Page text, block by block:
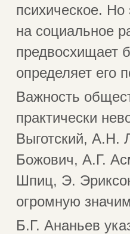
психическое.
на социальное
предвосхищает
определяет его
Важность
практически
Выготский, А.Н.
Божович, А.Г.
Шпиц, Э.
огромную
Б.Г. Ананьев